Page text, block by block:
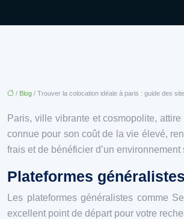
/ Blog / Trouver la colocation idéale à paris : guide des
Paris, ville vibrante et cosmopolite,
connue pour son coût de la vie élevé,
frais et de bénéficier d’un
Plateformes
Les plateformes généralistes comme
excellent point de départ pour votre